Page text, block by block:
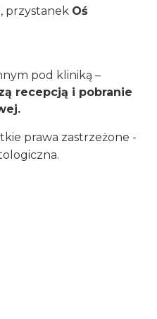
, przystanek Oś
pod kliniką –
recepcją i pobranie
prawa zastrzeżone -